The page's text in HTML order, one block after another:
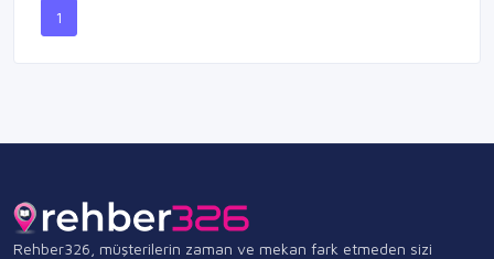
1
Rehber326, müşterilerin zaman ve mekan fark etmeden sizi